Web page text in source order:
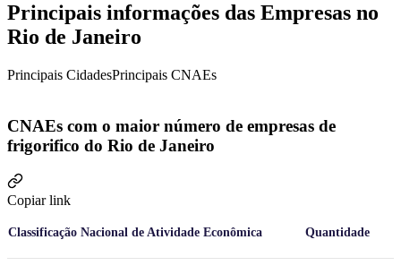
Principais informações das Empresas no
Rio de Janeiro
Principais CidadesPrincipais CNAEs
CNAEs com o maior número de empresas de
frigorifico do Rio de Janeiro
Copiar link
Classificação Nacional de Atividade Econômica Quantidade